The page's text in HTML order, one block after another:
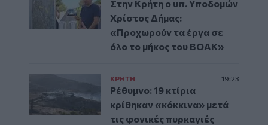
Στην Κρήτη ο υπ. Υποδομών
Χρίστος Δήμας:
«Προχωρούν τα έργα σε
όλο το μήκος του ΒΟΑΚ»
ΚΡΗΤΗ 19:23
Ρέθυμνο: 19 κτίρια
κρίθηκαν «κόκκινα» μετά
τις φονικές πυρκαγιές